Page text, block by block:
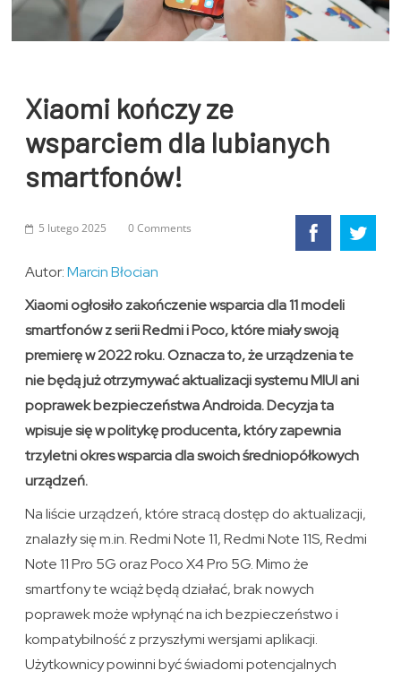
Xiaomi kończy ze
wsparciem dla lubianych
smartfonów!
5 lutego 2025 0 Comments
Autor:Marcin Błocian
Xiaomi ogłosiło zakończenie wsparcia dla 11 modeli
smartfonów z serii Redmi i Poco, które miały swoją
premierę w 2022 roku. Oznacza to, że urządzenia te
nie będą już otrzymywać aktualizacji systemu MIUI ani
poprawek bezpieczeństwa Androida. Decyzja ta
wpisuje się w politykę producenta, który zapewnia
trzyletni okres wsparcia dla swoich średniopółkowych
urządzeń.
Na liście urządzeń, które stracą dostęp do aktualizacji,
znalazły się m.in. Redmi Note 11, Redmi Note 11S, Redmi
Note 11 Pro 5G oraz Poco X4 Pro 5G. Mimo że
smartfony te wciąż będą działać, brak nowych
poprawek może wpłynąć na ich bezpieczeństwo i
kompatybilność z przyszłymi wersjami aplikacji.
Użytkownicy powinni być świadomi potencjalnych